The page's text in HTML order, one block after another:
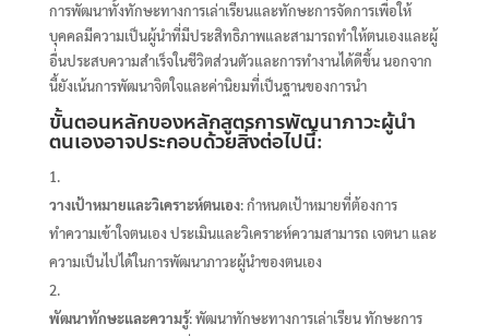
การพัฒนาทั้งทักษะทางการเล่าเรียนและทักษะการจัดการเพื่อให้
บุคคลมีความเป็นผู้นำที่มีประสิทธิภาพและสามารถทำให้ตนเองและผู้
อื่นประสบความสำเร็จในชีวิตส่วนตัวและการทำงานได้ดีขึ้น นอกจาก
นี้ยังเน้นการพัฒนาจิตใจและค่านิยมที่เป็นฐานของการนำ
ขั้นตอนหลักของหลักสูตรการพัฒนาภาวะผู้นำ
ตนเองอาจประกอบด้วยสิ่งต่อไปนี้:
วางเป้าหมายและวิเคราะห์ตนเอง: กำหนดเป้าหมายที่ต้องการ
ทำความเข้าใจตนเอง ประเมินและวิเคราะห์ความสามารถ เจตนา และ
ความเป็นไปได้ในการพัฒนาภาวะผู้นำของตนเอง
พัฒนาทักษะและความรู้: พัฒนาทักษะทางการเล่าเรียน ทักษะการ